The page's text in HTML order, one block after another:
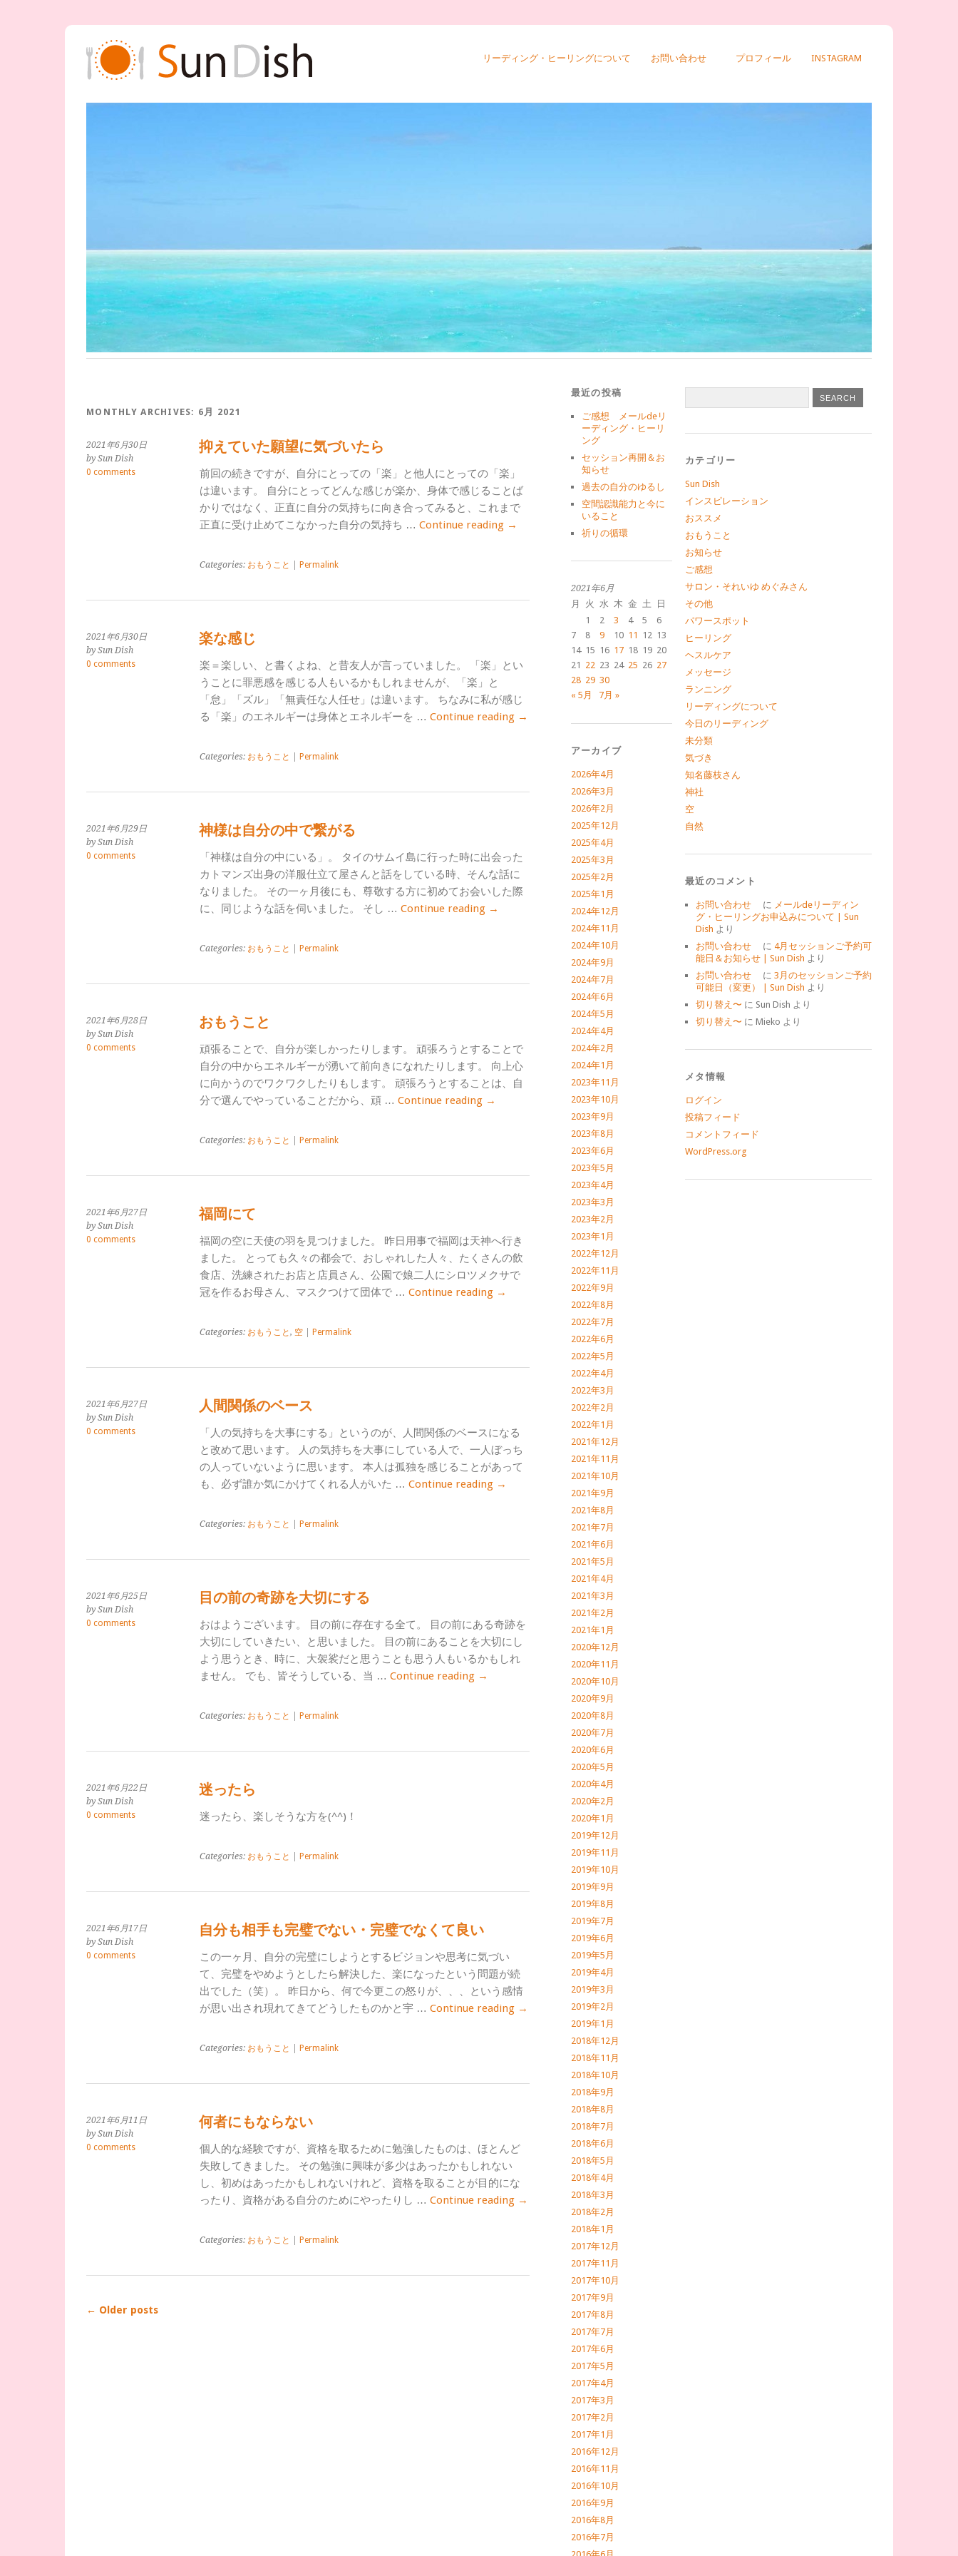
リーディング・ヒーリングについて お問い合わせ プロフィール INSTAGRAM
MONTHLY ARCHIVES: 6月 2021
2021年6月30日
by Sun Dish
0 comments
抑えていた願望に気づいたら
前回の続きですが、自分にとっての「楽」と他人にとっての「楽」
は違います。 自分にとってどんな感じが楽か、身体で感じることば
かりではなく、正直に自分の気持ちに向き合ってみると、これまで
正直に受け止めてこなかった自分の気持ち … Continue reading →
Categories: おもうこと Permalink
2021年6月30日
by Sun Dish
0 comments
楽な感じ
楽＝楽しい、と書くよね、と昔友人が言っていました。 「楽」とい
うことに罪悪感を感じる人もいるかもしれませんが、「楽」と
「怠」「ズル」「無責任な人任せ」は違います。 ちなみに私が感じ
る「楽」のエネルギーは身体とエネルギーを … Continue reading →
Categories: おもうこと Permalink
2021年6月29日
by Sun Dish
0 comments
神様は自分の中で繋がる
「神様は自分の中にいる」。 タイのサムイ島に行った時に出会った
カトマンズ出身の洋服仕立て屋さんと話をしている時、そんな話に
なりました。 その一ヶ月後にも、尊敬する方に初めてお会いした際
に、同じような話を伺いました。 そし … Continue reading →
Categories: おもうこと Permalink
2021年6月28日
by Sun Dish
0 comments
おもうこと
頑張ることで、自分が楽しかったりします。 頑張ろうとすることで
自分の中からエネルギーが湧いて前向きになれたりします。 向上心
に向かうのでワクワクしたりもします。 頑張ろうとすることは、自
分で選んでやっていることだから、頑 … Continue reading →
Categories: おもうこと Permalink
2021年6月27日
by Sun Dish
0 comments
福岡にて
福岡の空に天使の羽を見つけました。 昨日用事で福岡は天神へ行き
ました。 とっても久々の都会で、おしゃれした人々、たくさんの飲
食店、洗練されたお店と店員さん、公園で娘二人にシロツメクサで
冠を作るお母さん、マスクつけて団体で … Continue reading →
Categories: おもうこと , 空| Permalink
2021年6月27日
by Sun Dish
0 comments
人間関係のベース
「人の気持ちを大事にする」というのが、人間関係のベースになる
と改めて思います。 人の気持ちを大事にしている人で、一人ぼっち
の人っていないように思います。 本人は孤独を感じることがあって
も、必ず誰か気にかけてくれる人がいた … Continue reading →
Categories: おもうこと Permalink
2021年6月25日
by Sun Dish
0 comments
目の前の奇跡を大切にする
おはようございます。 目の前に存在する全て。 目の前にある奇跡を
大切にしていきたい、と思いました。 目の前にあることを大切にし
よう思うとき、時に、大袈裟だと思うことも思う人もいるかもしれ
ません。 でも、皆そうしている、当 … Continue reading →
Categories: おもうこと Permalink
2021年6月22日
by Sun Dish
0 comments
迷ったら
迷ったら、楽しそうな方を(^^)！
Categories: おもうこと Permalink
2021年6月17日
by Sun Dish
0 comments
自分も相手も完璧でない・完璧でなくて良い
この一ヶ月、自分の完璧にしようとするビジョンや思考に気づい
て、完璧をやめようとしたら解決した、楽になったという問題が続
出でした（笑）。 昨日から、何で今更この怒りが、、、という感情
が思い出され現れてきてどうしたものかと宇 … Continue reading →
Categories: おもうこと Permalink
2021年6月11日
by Sun Dish
0 comments
何者にもならない
個人的な経験ですが、資格を取るために勉強したものは、ほとんど
失敗してきました。 その勉強に興味が多少はあったかもしれない
し、初めはあったかもしれないけれど、資格を取ることが目的にな
ったり、資格がある自分のためにやったりし … Continue reading →
Categories: おもうこと Permalink
← Older posts
最近の投稿
ご感想 メールdeリ
ーディング・ヒーリ
ング
セッション再開＆お
知らせ
過去の自分のゆるし
空間認識能力と今に
いること
祈りの循環
2021年6月
月
火 水 木 金 土
日
1
2 3 4 5
6
7
8 9 10 11 12 13
14 15 16 17 18 19 20
21 22 23 24 25 26 27
28 29 30
« 5月
7月 »
アーカイブ
2026年4月
2026年3月
2026年2月
2025年12月
2025年4月
2025年3月
2025年2月
2025年1月
2024年12月
2024年11月
2024年10月
2024年9月
2024年7月
2024年6月
2024年5月
2024年4月
2024年2月
2024年1月
2023年11月
2023年10月
2023年9月
2023年8月
2023年6月
2023年5月
2023年4月
2023年3月
2023年2月
2023年1月
2022年12月
2022年11月
2022年9月
2022年8月
2022年7月
2022年6月
2022年5月
2022年4月
2022年3月
2022年2月
2022年1月
2021年12月
2021年11月
2021年10月
2021年9月
2021年8月
2021年7月
2021年6月
2021年5月
2021年4月
2021年3月
2021年2月
2021年1月
2020年12月
2020年11月
2020年10月
2020年9月
2020年8月
2020年7月
2020年6月
2020年5月
2020年4月
2020年2月
2020年1月
2019年12月
2019年11月
2019年10月
2019年9月
2019年8月
2019年7月
2019年6月
2019年5月
2019年4月
2019年3月
2019年2月
2019年1月
2018年12月
2018年11月
2018年10月
2018年9月
2018年8月
2018年7月
2018年6月
2018年5月
2018年4月
2018年3月
2018年2月
2018年1月
2017年12月
2017年11月
2017年10月
2017年9月
2017年8月
2017年7月
2017年6月
2017年5月
2017年4月
2017年3月
2017年2月
2017年1月
2016年12月
2016年11月
2016年10月
2016年9月
2016年8月
2016年7月
カテゴリー
Sun Dish
インスピレーション
おススメ
おもうこと
お知らせ
ご感想
サロン・それいゆ めぐみさん
その他
パワースポット
ヒーリング
ヘスルケア
メッセージ
ランニング
リーディングについて
今日のリーディング
未分類
気づき
知名藤枝さん
神社
空
自然
最近のコメント
お問い合わせ に メールdeリーディン
グ・ヒーリングお申込みについて | Sun
Dish より
お問い合わせ
に 4月セッションご予約可
能日＆お知らせ | Sun Dish より
お問い合わせ
に 3月のセッションご予約
可能日（変更） | Sun Dish より
切り替え〜 に Sun Dish より
切り替え〜 に Mieko より
メタ情報
ログイン
投稿フィード
コメントフィード
WordPress.org